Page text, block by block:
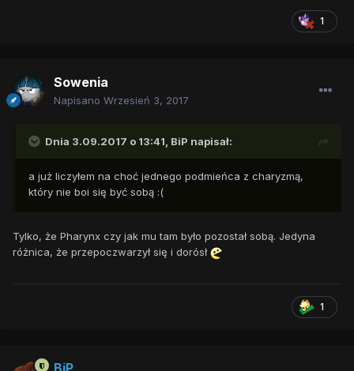
1
Sowenia
Napisano Wrzesień 3, 2017
Dnia 3.09.2017 o 13:41, BiP napisał:
a już liczyłem na choć jednego podmieńca z charyzmą,
który nie boi się być sobą :(
Tylko, że Pharynx czy jak mu tam było pozostał sobą. Jedyna
różnica, że przepoczwarzył się i dorósł
1